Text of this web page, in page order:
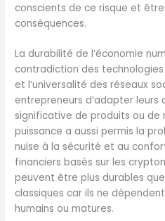
conscients de ce risque et
conséquences.
La durabilité de l’économie
contradiction des
et l’universalité des réseaux
entrepreneurs d’adapter
significative de produits ou
puissance a aussi permis la
nuise à la sécurité et au
financiers basés sur les
peuvent être plus durables
classiques car ils ne
humains ou matures.